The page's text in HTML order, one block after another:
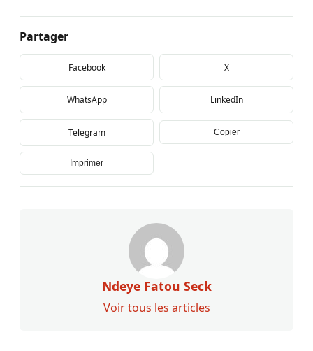
Partager
Facebook X
WhatsApp LinkedIn
Telegram Copier
Imprimer
Ndeye Fatou Seck
Voir tous les articles